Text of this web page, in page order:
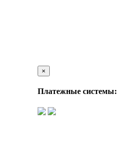
×
Платежные системы: